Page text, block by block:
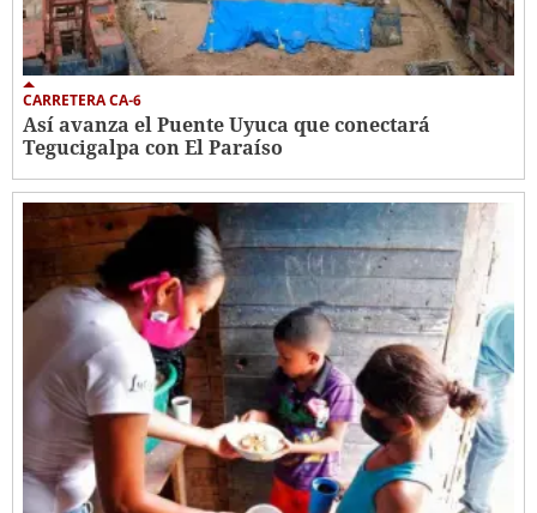
CARRETERA CA-6
Así avanza el Puente Uyuca que conectará
Tegucigalpa con El Paraíso